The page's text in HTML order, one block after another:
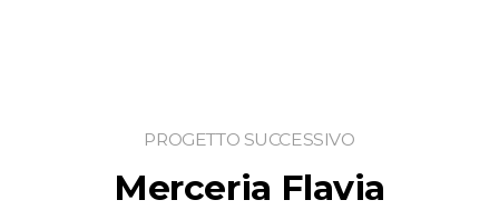
PROGETTO SUCCESSIVO
Merceria Flavia